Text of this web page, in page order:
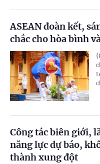
ASEAN đoàn kết,
chắc cho hòa bình
Công tác biên giới,
năng lực dự báo,
thành xung đột